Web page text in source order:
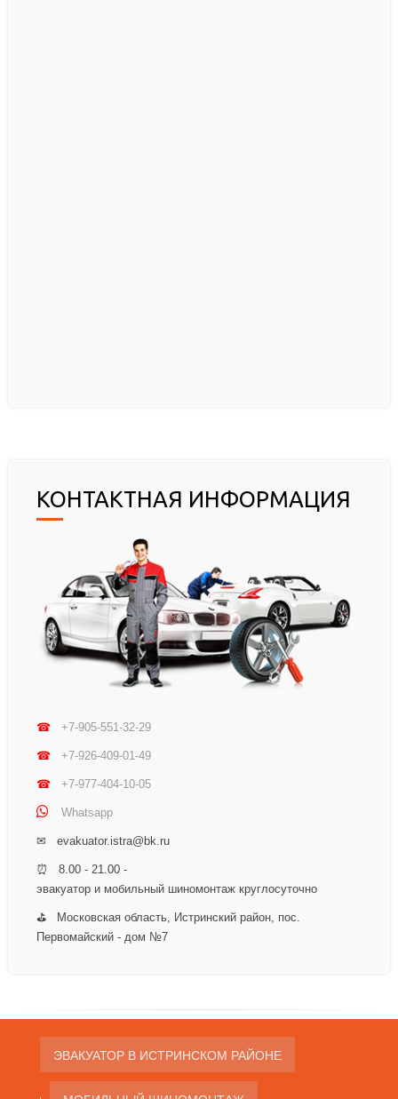
КОНТАКТНАЯ ИНФОРМАЦИЯ
☎ +7-905-551-32-29
☎ +7-926-409-01-49
☎ +7-977-404-10-05
Whatsapp
✉ evakuator.istra@bk.ru
⏰ 8.00 - 21.00 -
эвакуатор и мобильный шиномонтаж круглосуточно
⛳ Московская область, Истринский район, пос.
Первомайский - дом №7
ЭВАКУАТОР В ИСТРИНСКОМ РАЙОНЕ